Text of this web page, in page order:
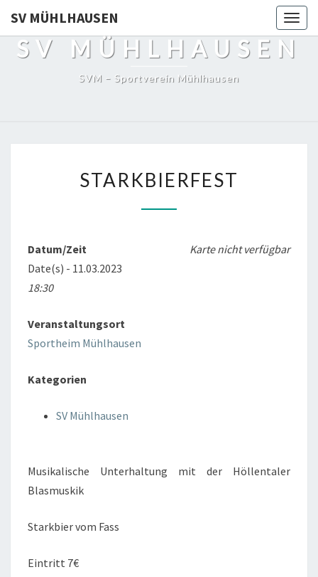
SV MÜHLHAUSEN
SV MÜHLHAUSEN
SVM – Sportverein Mühlhausen
STARKBIERFEST
Karte nicht verfügbar
Datum/Zeit
Date(s) - 11.03.2023
18:30
Veranstaltungsort
Sportheim Mühlhausen
Kategorien
SV Mühlhausen
Musikalische Unterhaltung mit der Höllentaler
Blasmuskik
Starkbier vom Fass
Eintritt 7€